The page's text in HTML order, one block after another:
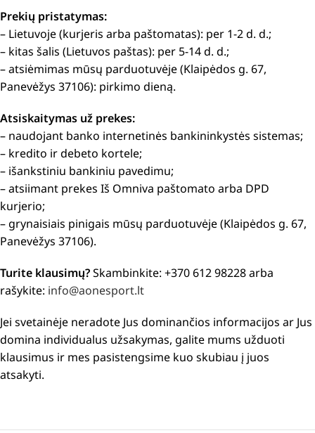
Prekių pristatymas:
– Lietuvoje (kurjeris arba paštomatas): per 1-2 d. d.;
– kitas šalis (Lietuvos paštas): per 5-14 d. d.;
– atsiėmimas mūsų parduotuvėje (Klaipėdos g. 67,
Panevėžys 37106): pirkimo dieną.
Atsiskaitymas už prekes:
– naudojant banko internetinės bankininkystės sistemas;
– kredito ir debeto kortele;
– išankstiniu bankiniu pavedimu;
– atsiimant prekes Iš Omniva paštomato arba DPD
kurjerio;
– grynaisiais pinigais mūsų parduotuvėje (Klaipėdos g. 67,
Panevėžys 37106).
Turite klausimų?Skambinkite: +370 612 98228 arba
rašykite: info@aonesport.lt
Jei svetainėje neradote Jus dominančios informacijos ar Jus
domina individualus užsakymas, galite mums užduoti
klausimus ir mes pasistengsime kuo skubiau į juos
atsakyti.